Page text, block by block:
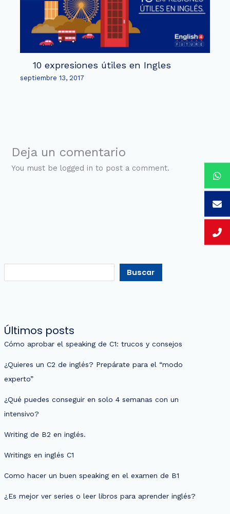
10 expresiones útiles en Ingles
septiembre 13, 2017
Deja un comentario
You must be logged in to post a comment.
Buscar
Últimos posts
Cómo aprobar el speaking de C1: trucos y consejos
¿Quieres un C2 de inglés? Prepárate para el “modo
experto”
¿Qué puedes conseguir en solo 4 semanas con un
intensivo?
Writing de B2 en inglés.
Writings en inglés C1
Como hacer un buen speaking en el examen de B1
¿Es mejor ver series o leer libros para aprender inglés?